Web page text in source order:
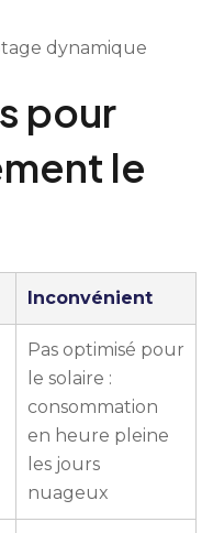
dynamique
pour
le
Inconvénient
Pas optimisé pour
le solaire :
consommation
en heure pleine
les jours
nuageux